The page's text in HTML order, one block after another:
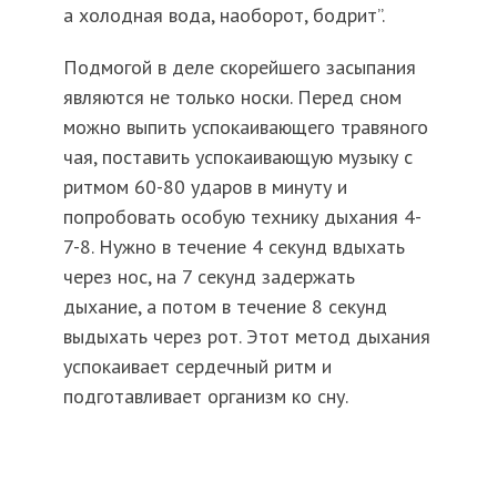
а холодная вода, наоборот, бодрит”.
Подмогой в деле скорейшего засыпания
являются не только носки. Перед сном
можно выпить успокаивающего травяного
чая, поставить успокаивающую музыку с
ритмом 60-80 ударов в минуту и
попробовать особую технику дыхания 4-
7-8. Нужно в течение 4 секунд вдыхать
через нос, на 7 секунд задержать
дыхание, а потом в течение 8 секунд
выдыхать через рот. Этот метод дыхания
успокаивает сердечный ритм и
подготавливает организм ко сну.